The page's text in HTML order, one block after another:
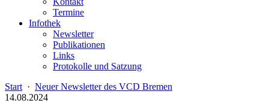
Termine
Infothek
Newsletter
Publikationen
Links
Protokolle und Satzung
Start · Neuer Newsletter des VCD Bremen
14.08.2024